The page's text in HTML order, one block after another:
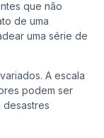
que não
de uma
uma série de
A escala
podem ser